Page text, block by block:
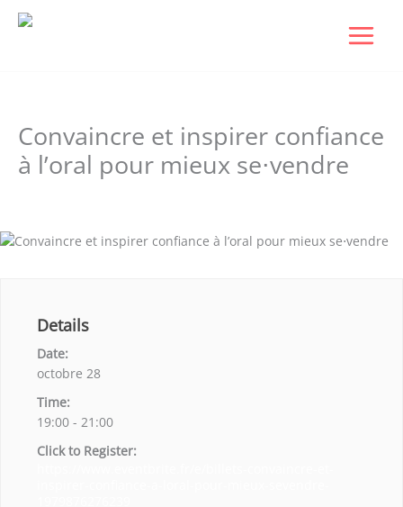
Aller
Convaincre et inspirer confiance
à l’oral pour mieux se⋅vendre
Details
Date:
octobre 28
Time:
19:00 - 21:00
Click to Register: